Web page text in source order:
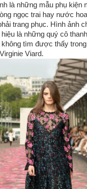
là những mẫu phụ kiện
ngọc trai hay nước
trang phục. Hình ảnh
là những quý cô
không tìm được thấy
Viard.